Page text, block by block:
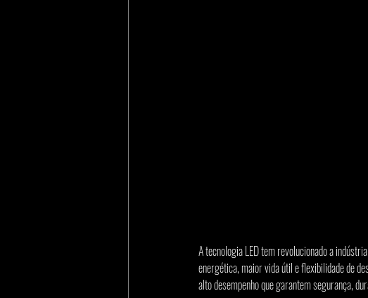
A tecnologia LED tem revolucionado a
energética, maior vida útil e flexibilidade de
alto desempenho que garantem segurança,